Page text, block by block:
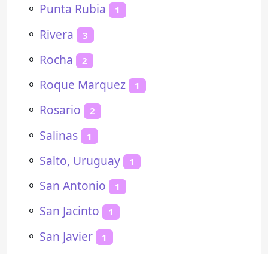
⚬ Punta Rubia 1
⚬ Rivera 3
⚬ Rocha 2
⚬ Roque Marquez 1
⚬ Rosario 2
⚬ Salinas 1
⚬ Salto, Uruguay 1
⚬ San Antonio 1
⚬ San Jacinto 1
⚬ San Javier 1